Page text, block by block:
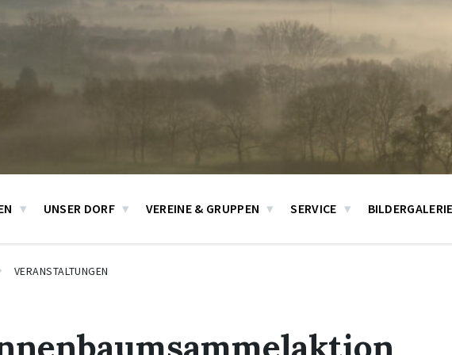
UNSER DORF VEREINE & GRUPPEN SERVICE
VERANSTALTUNGEN